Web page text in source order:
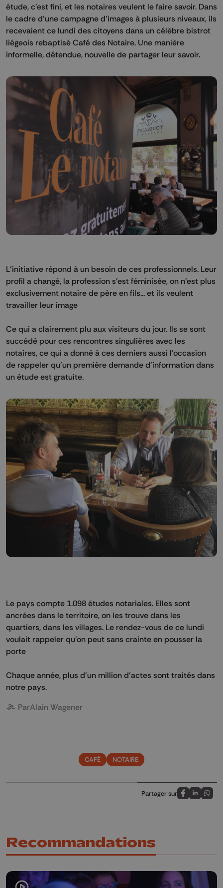
étude, c'est fini, et les notaires veulent le faire savoir. Dans
le cadre d'une campagne d'images à plusieurs niveaux, ils
recevaient ce lundi des citoyens dans un célèbre bistrot
liégeois rebaptisé Café des Notaire. Une manière
informelle, détendue, nouvelle de partager leur savoir.
L'initiative répond à un besoin de ces professionnels. Leur
profil a changé, la profession s'est féminisée, on n'est plus
exclusivement notaire de père en fils... et ils veulent
travailler leur image
Ce qui a clairement plu aux visiteurs du jour. Ils se sont
succédé pour ces rencontres singulières avec les
notaires, ce qui a donné à ces derniers aussi l'occasion
de rappeler qu'un première demande d'information dans
un étude est gratuite.
Le pays compte 1.098 études notariales. Elles sont
ancrées dans le territoire, on les trouve dans les
quartiers, dans les villages. Le rendez-vous de ce lundi
voulait rappeler qu'on peut sans crainte en pousser la
porte
Chaque année, plus d'un million d'actes sont traités dans
notre pays.
ParAlain Wagener
CAFÉ NOTAIRE
Partager sur
Partagez sur
Partagez
Recommandations